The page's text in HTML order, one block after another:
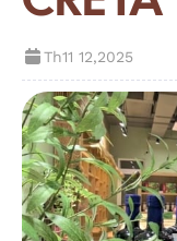
Th11 12,2025